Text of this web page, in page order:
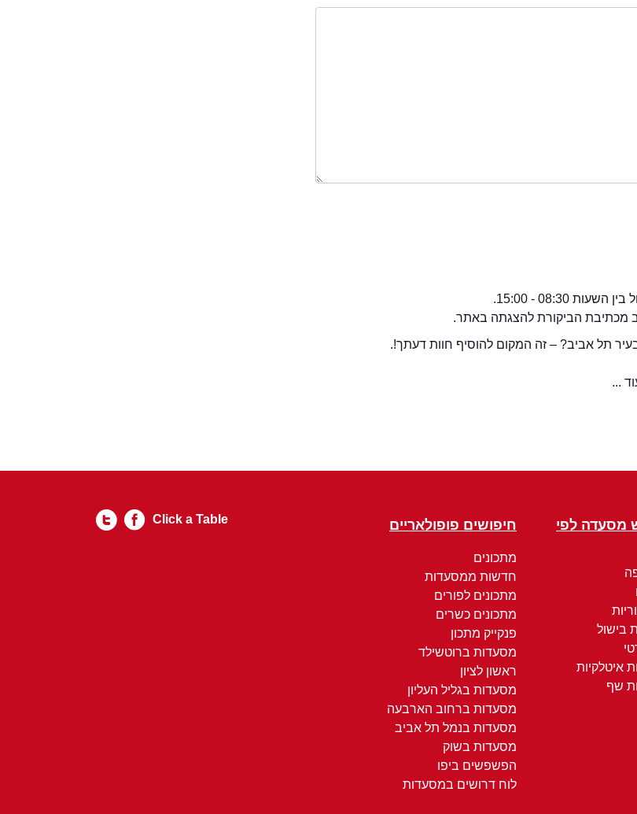
08:30 - 15:00.
מכתיבת הביקורת להצגתה באתר.
תל אביב? – זה המקום להוסיף חוות דעתך!.
...
מסעדה לפי
בישול
איטלקיות
שף
חיפושים פופולאריים
מתכונים
חדשות ממסעדות
מתכונים לפורים
מתכונים כשרים
פנקייק מתכון
מסעדות ברוטשילד
ראשון לציון
מסעדות בגליל העליון
מסעדות ברחוב הארבעה
מסעדות בנמל תל אביב
מסעדות בשוק
הפשפשים ביפו
לוח דרושים במסעדות
Click a Table